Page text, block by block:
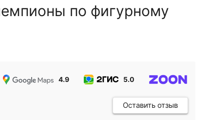
по фигурному
4.9 5.0
Оставить отзыв